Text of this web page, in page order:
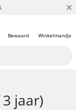
×
Winkelmandje
Bewaard
jaar)